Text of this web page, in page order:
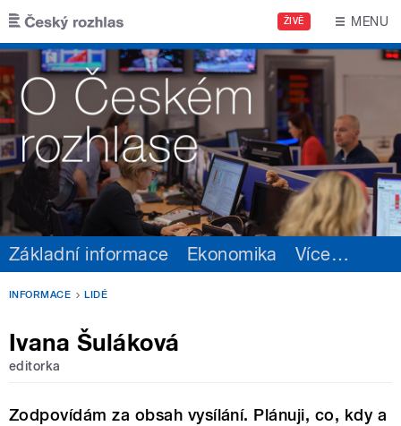
Přejít k hlavnímu obsahu
ŽIVĚ MENU
Základní informace Ekonomika Více…
INFORMACE LIDÉ
Ivana Šuláková
editorka
Zodpovídám za obsah vysílání. Plánuji, co, kdy a